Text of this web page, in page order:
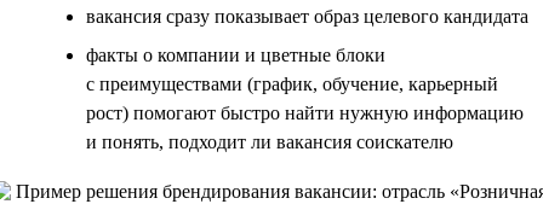
вакансия сразу показывает образ целевого кандидата
факты о компании и цветные блоки
с преимуществами (график, обучение, карьерный
рост) помогают быстро найти нужную информацию
и понять, подходит ли вакансия соискателю